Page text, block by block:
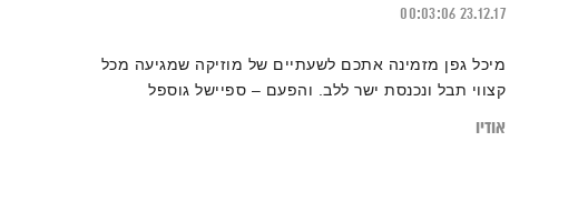
23.12.17
00:03:06
מיכל גפן מזמינה אתכם לשעתיים של מוזיקה שמגיעה מכל
קצווי תבל ונכנסת ישר ללב. והפעם – ספיישל גוספל
אודיו